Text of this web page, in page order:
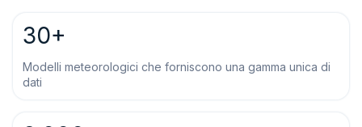
30+
Modelli meteorologici che forniscono una gamma unica di
dati